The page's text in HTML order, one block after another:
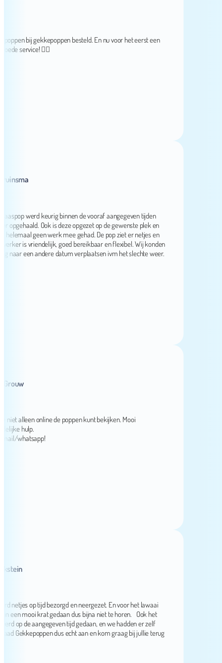
bij gekkepoppen besteld. En nu voor het eerst een
service! 👌🏻
werd keurig binnen de vooraf aangegeven tijden
Ook is deze opgezet op de gewenste plek en
geen werk mee gehad. De pop ziet er netjes en
is vriendelijk, goed bereikbaar en flexibel. Wij konden
een andere datum verplaatsen ivm het slechte weer.
alleen online de poppen kunt bekijken. Mooi
hulp.
whatsapp!
op tijd bezorgd en neergezet. En voor het lawaai
mooi krat gedaan dus bijna niet te horen. Ook het
de aangegeven tijd gedaan, en we hadden er zelf
dus echt aan en kom graag bij jullie terug